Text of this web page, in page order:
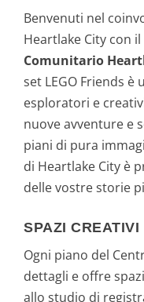
Benvenuti nel
Heartlake City con il
Comunitario
set LEGO Friends
esploratori e
nuove avventure e
piani di pura
di Heartlake City è
delle vostre storie
SPAZI
Ogni piano del
dettagli e offre
allo studio di